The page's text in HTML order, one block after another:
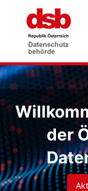
der